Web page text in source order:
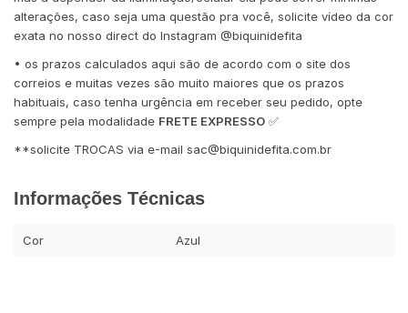
alterações, caso seja uma questão pra você, solicite vídeo da cor
exata no nosso direct do Instagram @biquinidefita
• os prazos calculados aqui são de acordo com o site dos
correios e muitas vezes são muito maiores que os prazos
habituais, caso tenha urgência em receber seu pedido, opte
sempre pela modalidade FRETE EXPRESSO ✅
**solicite TROCAS via e-mail sac@biquinidefita.com.br
Informações Técnicas
Cor Azul